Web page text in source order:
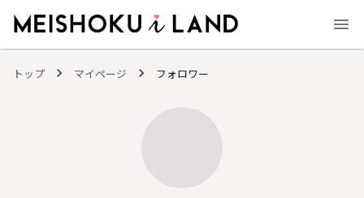
トップ マイページ フォロワー